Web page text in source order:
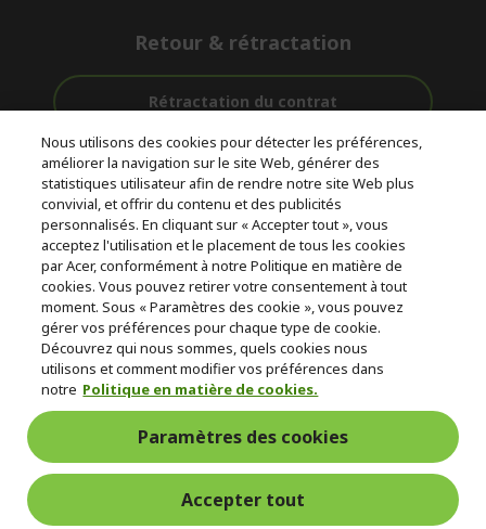
Retour & rétractation
Rétractation du contrat
Livraison
Gratuite
Accompagnement
avant et après-
vente
Avec 0%
D'intérêt
© 2026 Acer Inc.
CPYou BV est le revendeur et marchand agréé pour les produits et
services proposés au sein de ce magasin.
France Metropolitaine
Nous utilisons des cookies pour détecter les préférences,
améliorer la navigation sur le site Web, générer des
statistiques utilisateur afin de rendre notre site Web plus
convivial, et offrir du contenu et des publicités
personnalisés. En cliquant sur « Accepter tout », vous
acceptez l'utilisation et le placement de tous les cookies
par Acer, conformément à notre Politique en matière de
cookies. Vous pouvez retirer votre consentement à tout
moment. Sous « Paramètres des cookie », vous pouvez
gérer vos préférences pour chaque type de cookie.
Découvrez qui nous sommes, quels cookies nous
utilisons et comment modifier vos préférences dans
notre Politique en matière de cookies.
Paramètres des cookies
Accepter tout